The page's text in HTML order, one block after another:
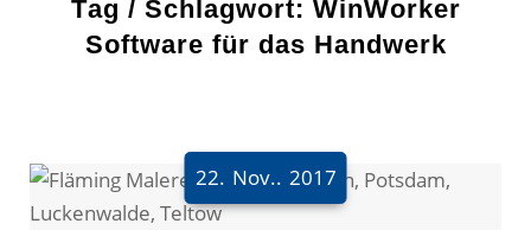
Leistungen
Standorte der Lieblingsmaler
Tag / Schlagwort: WinWorker
Software für das Handwerk
22. Nov.. 2017